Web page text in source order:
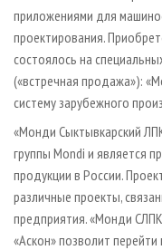
БИОЭНЕРГЕТИКА
ЦБП
ИНСТРУМЕНТ И
RUSSIAN FORESTRY
ГАЗЕТА
БИБЛИОТЕКА
приложениями для
проектирования.
состоялось на
(«встречная продажа»):
систему зарубежного
«Монди Сыктывкарский
группы Mondi и является
продукции в России.
различные проекты,
предприятия. «Монди
«Аскон» позволит